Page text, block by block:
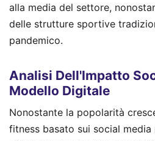
alla media del settore,
delle strutture sportive
pandemico.
Analisi Dell'Impatto
Modello Digitale
Nonostante la popolarità
fitness basato sui social media